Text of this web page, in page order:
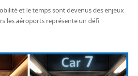
et le temps sont devenus des enjeux
les aéroports représente un défi